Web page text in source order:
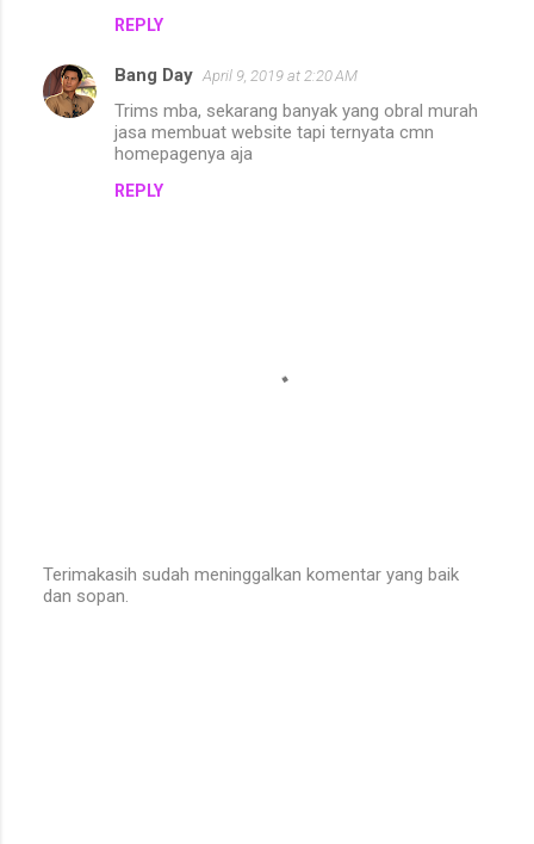
e
n
REPLY
Bang Day April 9, 2019 at 2:20 AM
Trims mba, sekarang banyak yang obral murah
jasa membuat website tapi ternyata cmn
homepagenya aja
REPLY
P
Terimakasih sudah meninggalkan komentar yang baik
dan sopan.